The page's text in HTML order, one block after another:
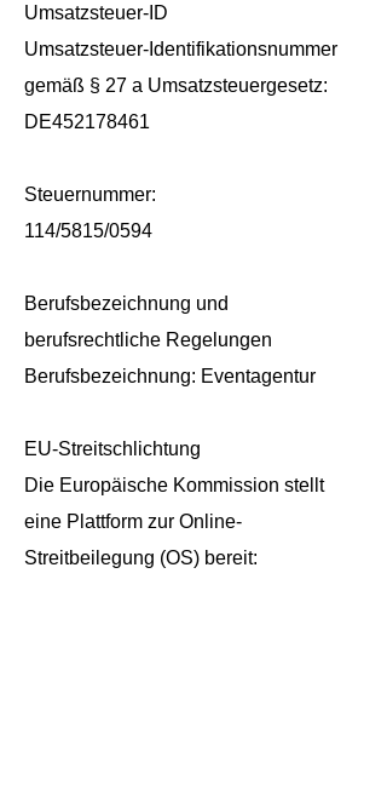
Umsatzsteuer-ID
Umsatzsteuer-Identifikationsnummer
gemäß § 27 a Umsatzsteuergesetz:
DE452178461
Steuernummer:
114/5815/0594
Berufsbezeichnung und
berufsrechtliche Regelungen
Berufsbezeichnung: Eventagentur
EU-Streitschlichtung
Die Europäische Kommission stellt
eine Plattform zur Online-
Streitbeilegung (OS) bereit: